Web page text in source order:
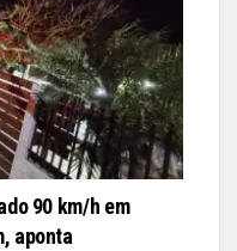
90 km/h em
aponta